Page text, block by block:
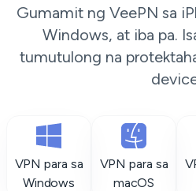
Gumamit ng VeePN sa
Windows, at iba pa.
tumutulong na
VPN para sa
Windows
VPN para sa
macOS